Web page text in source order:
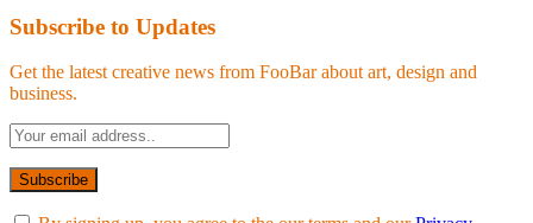
Subscribe to Updates
Get the latest creative news from FooBar about art, design and
business.